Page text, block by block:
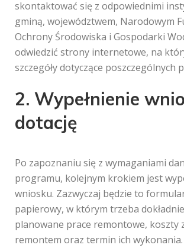
skontaktować się z odpowiednimi
gminą, województwem, Narodowym
Ochrony Środowiska i Gospodarki
odwiedzić strony internetowe, na
szczegóły dotyczące poszczególnych
2. Wypełnienie
dotację
Po zapoznaniu się z wymaganiami
programu, kolejnym krokiem jest
wniosku. Zazwyczaj będzie to
papierowy, w którym trzeba
planowane prace remontowe, koszty
remontem oraz termin ich